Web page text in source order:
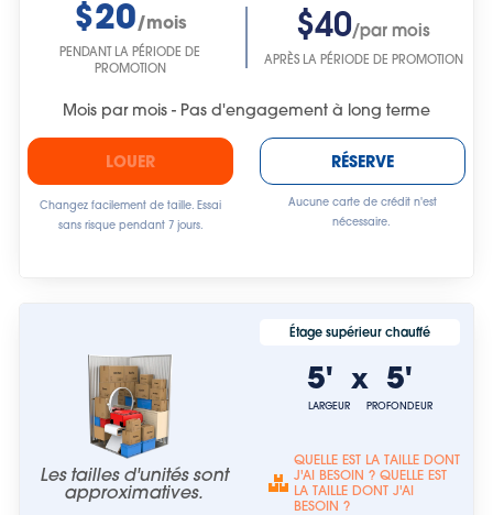
$20/mois
PENDANT LA PÉRIODE DE
PROMOTION
$40/par mois
APRÈS LA PÉRIODE DE PROMOTION
Mois par mois - Pas d'engagement à long terme
LOUER
Changez facilement de taille. Essai
sans risque pendant 7 jours.
RÉSERVE
Aucune carte de crédit n'est
nécessaire.
Les tailles d'unités sont
approximatives.
Étage supérieur chauffé
5'
LARGEUR
x 5'
PROFONDEUR
QUELLE EST LA TAILLE DONT
J'AI BESOIN ? QUELLE EST
LA TAILLE DONT J'AI
BESOIN ?